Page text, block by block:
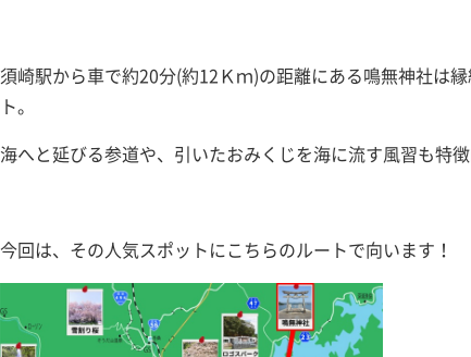
須崎駅から車で約20分(約12Ｋｍ)の距離にある鳴無神社は
ト。
海へと延びる参道や、引いたおみくじを海に流す風習も特
今回は、その人気スポットにこちらのルートで向います！